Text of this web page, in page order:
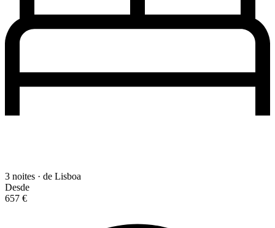
3 noites · de Lisboa
Desde
657 €